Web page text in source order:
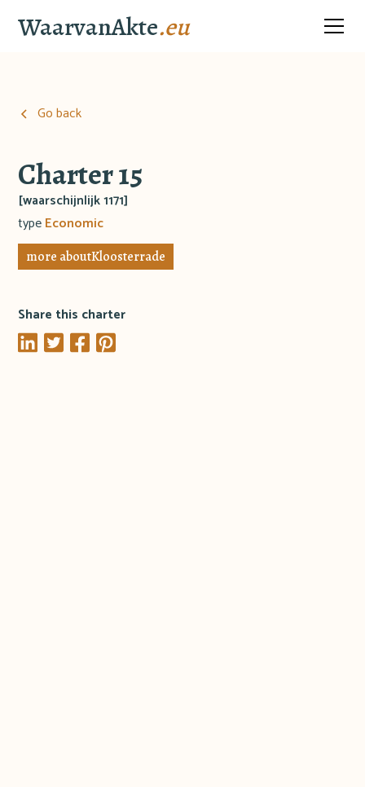
WaarvanAkte.eu
Go back
Charter 15
[waarschijnlijk 1171]
typeEconomic
more aboutKloosterrade
Share this charter